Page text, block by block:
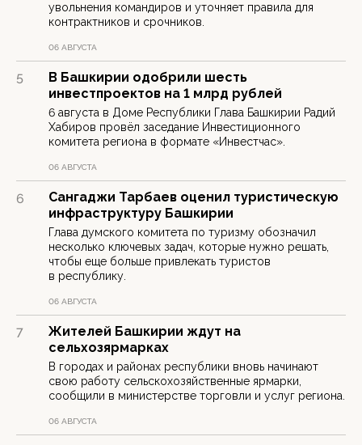
увольнения командиров и уточняет правила для
контрактников и срочников.
06 АВГУСТА
5
В Башкирии одобрили шесть
инвестпроектов на 1 млрд рублей
6 августа в Доме Республики Глава Башкирии Радий
Хабиров провёл заседание Инвестиционного
комитета региона в формате «Инвестчас».
06 АВГУСТА
6
Сангаджи Тарбаев оценил туристическую
инфраструктуру Башкирии
Глава думского комитета по туризму обозначил
несколько ключевых задач, которые нужно решать,
чтобы еще больше привлекать туристов
в республику.
06 АВГУСТА
7
Жителей Башкирии ждут на
сельхозярмарках
В городах и районах республики вновь начинают
свою работу сельскохозяйственные ярмарки,
сообщили в министерстве торговли и услуг региона.
06 АВГУСТА